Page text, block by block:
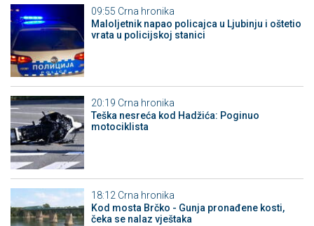
09:55 Crna hronika
Maloljetnik napao policajca u Ljubinju i oštetio
vrata u policijskoj stanici
20:19 Crna hronika
Teška nesreća kod Hadžića: Poginuo
motociklista
18:12 Crna hronika
Kod mosta Brčko - Gunja pronađene kosti,
čeka se nalaz vještaka